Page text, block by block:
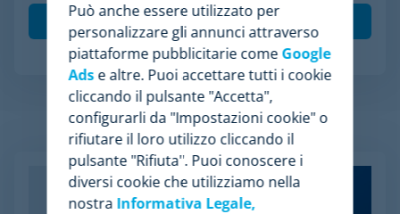
Articoli Relazionati
Può anche essere utilizzato per
personalizzare gli annunci attraverso
piattaforme pubblicitarie come Google
Adse altre. Puoi accettare tutti i cookie
cliccando il pulsante "Accetta",
configurarli da "Impostazioni cookie" o
rifiutare il loro utilizzo cliccando il
pulsante "Rifiuta". Puoi conoscere i
diversi cookie che utilizziamo nella
nostra Informativa Legale,